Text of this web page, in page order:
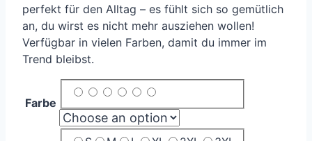
perfekt für den Alltag – es fühlt sich so gemütlich
an, du wirst es nicht mehr ausziehen wollen!
Verfügbar in vielen Farben, damit du immer im
Trend bleibst.
Farbe